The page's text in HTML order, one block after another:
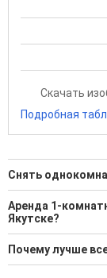
Скачать
Подробная
Снять
Ищите, как
19
подбора
Аренда 1-
Якутске?
Минимальная
Средняя: 29
Почему лучше